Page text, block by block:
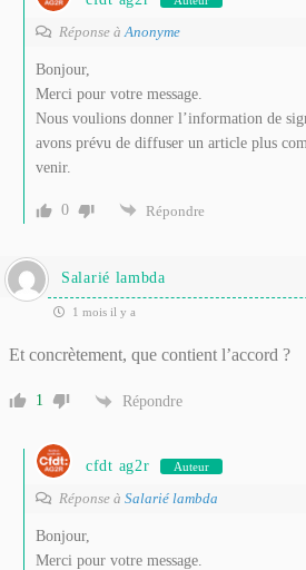
Réponse àAnonyme
Bonjour,
Merci pour votre message.
Nous voulions donner l’information de
avons prévu de diffuser un article plus
venir.
0 Répondre
Salarié lambda
1 mois il y a
Et concrètement, que contient l’accord ?
1 Répondre
cfdt ag2r Auteur
Réponse à Salarié lambda
Bonjour,
Merci pour votre message.